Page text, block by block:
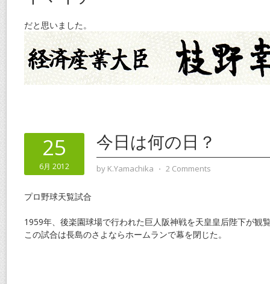
だと思いました。
25
6月 2012
今日は何の日？
by K.Yamachika ⋅ 2 Comments
プロ野球天覧試合
1959年、後楽園球場で行われた巨人阪神戦を天皇皇后陛下が観
この試合は長島のさよならホームランで幕を閉じた。